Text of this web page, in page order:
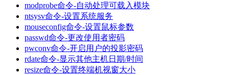
modprobe命令-自动处理可载入模块
ntsysv命令-设置系统服务
mouseconfig命令-设置鼠标参数
passwd命令-更改使用者密码
pwconv命令-开启用户的投影密码
rdate命令-显示其他主机日期/时间
resize命令-设置终端机视窗大小